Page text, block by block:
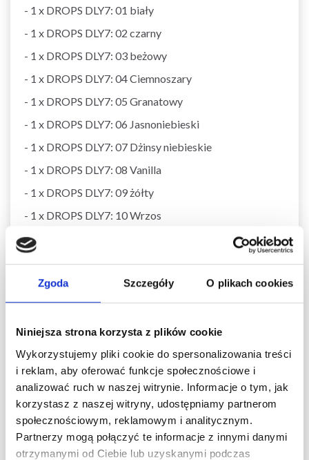
Zgoda Szczegóły O plikach cookies
Niniejsza strona korzysta z plików cookie
Wykorzystujemy pliki cookie do spersonalizowania treści
i reklam, aby oferować funkcje społecznościowe i
analizować ruch w naszej witrynie. Informacje o tym, jak
korzystasz z naszej witryny, udostępniamy partnerom
społecznościowym, reklamowym i analitycznym.
Partnerzy mogą połączyć te informacje z innymi danymi
otrzymanymi od Ciebie lub uzyskanymi podczas
- 1 x DROPS DLY7: 01 biały
- 1 x DROPS DLY7: 02 czarny
- 1 x DROPS DLY7: 03 beżowy
- 1 x DROPS DLY7: 04 Ciemnoszary
- 1 x DROPS DLY7: 05 Granatowy
- 1 x DROPS DLY7: 06 Jasnoniebieski
- 1 x DROPS DLY7: 07 Dżinsy niebieskie
- 1 x DROPS DLY7: 08 Vanilla
- 1 x DROPS DLY7: 09 żółty
- 1 x DROPS DLY7: 10 Wrzos
- 1 x DROPS DLY7: 11 Fioletowy
- 1 x DROPS DLY7: 13 Stary róż
- 1 x DROPS DLY7: 14 Jasnoróżowy
- 1 x DROPS DLY7: 15 różowy
- 1 x DROPS DLY7: 16 czerwony
- 1 x DROPS DLY7: 17 Opalowa zieleń
- 1 x DROPS DLY7: 18 turkusowy
- 1 x DROPS DLY7: 19 Jasny turkus